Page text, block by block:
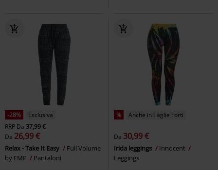
-28%
Esclusiva
RRP Da 37,99 €
Da 26,99 €
Relax - Take It Easy
Full Volume
by EMP
Pantaloni
% Anche in Taglie Forti
Da 30,99 €
Irida leggings
Innocent
Leggings